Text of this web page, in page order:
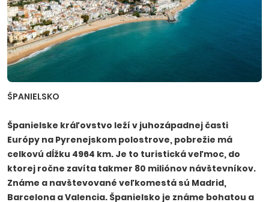
ŠPANIELSKO
Španielske kráľovstvo leží v juhozápadnej časti
Európy na Pyrenejskom polostrove, pobrežie má
celkovú dĺžku 4964 km. Je to turistická veľmoc, do
ktorej ročne zavíta takmer 80 miliónov návštevníkov.
Známe a navštevované veľkomestá sú Madrid,
Barcelona a Valencia. Španielsko je známe bohatou a